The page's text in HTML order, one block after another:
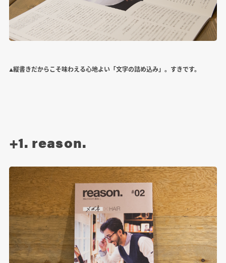
▲縦書きだからこそ味わえる心地よい「文字の詰め込み」。すきです。
+1. reason.